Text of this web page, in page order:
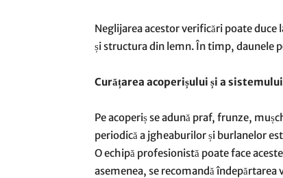
Neglijarea acestor verificări poate duce
și structura din lemn. În timp, daunele
Curățarea acoperișului și a
Pe acoperiș se adună praf, frunze,
periodică a jgheaburilor și burlanelor
O echipă profesionistă poate face
asemenea, se recomandă îndepărtarea